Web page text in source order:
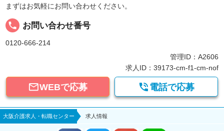
まずはお気軽にお問い合わせください。
local_phone お問い合わせ番号
0120-666-214
管理ID：A2606
求人ID：39173-cm-f1-cm-nof
WEBで応募  電話で応募
大阪介護求人・転職センター 求人情報